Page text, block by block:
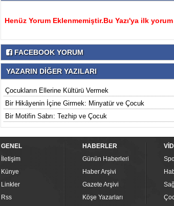
Henüz Yorum Eklenmemiştir.Bu Yazı'ya ilk
FACEBOOK YORUM
YAZARIN DİĞER YAZILARI
Çocukların Ellerine Kültürü Vermek
Bir Hikâyenin İçine Girmek: Minyatür ve Çocuk
Bir Motifin Sabrı: Tezhip ve Çocuk
GENEL
İletişim
Künye
Linkler
Rss
HABERLER
Günün Haberleri
Haber Arşivi
Gazete Arşivi
Köşe Yazarları